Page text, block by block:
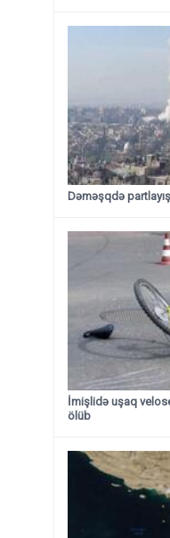
Dəməşqdə
İmişlidə uşaq
ölüb